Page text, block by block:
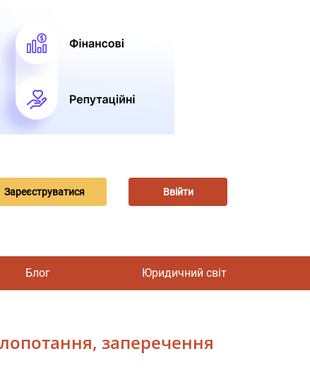
Зареєструватися Ввійти
Блог Юридичний світ
заперечення